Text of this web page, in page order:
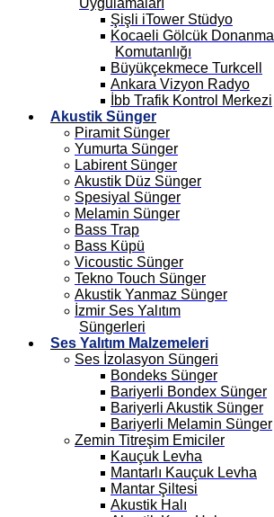
Uygulamaları
Şişli iTower Stüdyo
Kocaeli Gölcük Donanma
Komutanlığı
Büyükçekmece Turkcell
Ankara Vizyon Radyo
İbb Trafik Kontrol Merkezi
Akustik Sünger
Piramit Sünger
Yumurta Sünger
Labirent Sünger
Akustik Düz Sünger
Spesiyal Sünger
Melamin Sünger
Bass Trap
Bass Küpü
Vicoustic Sünger
Tekno Touch Sünger
Akustik Yanmaz Sünger
İzmir Ses Yalıtım
Süngerleri
Ses Yalıtım Malzemeleri
Ses İzolasyon Süngeri
Bondeks Sünger
Bariyerli Bondex Sünger
Bariyerli Akustik Sünger
Bariyerli Melamin Sünger
Zemin Titreşim Emiciler
Kauçuk Levha
Mantarlı Kauçuk Levha
Mantar Şiltesi
Akustik Halı